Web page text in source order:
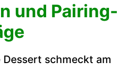
und Pairing-
Dessert schmeckt am